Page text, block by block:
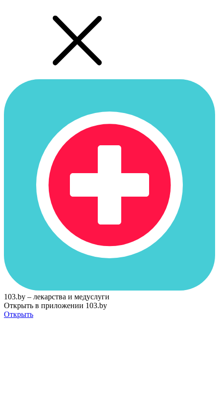
103.by – лекарства и медуслуги
Открыть в приложении 103.by
Открыть